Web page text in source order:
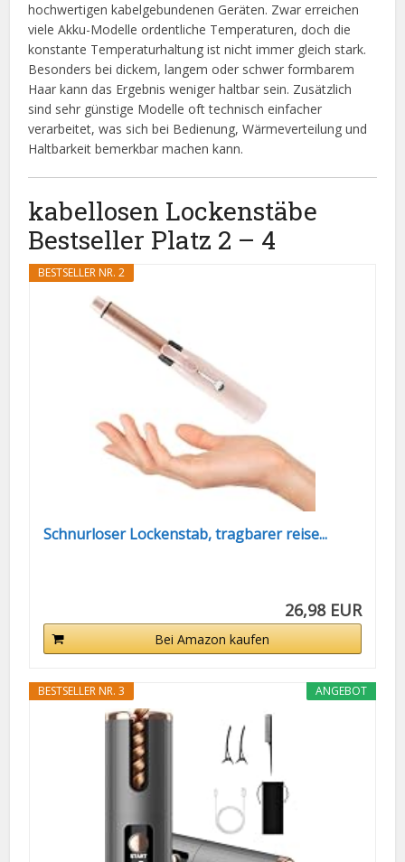
hochwertigen kabelgebundenen Geräten. Zwar erreichen
viele Akku-Modelle ordentliche Temperaturen, doch die
konstante Temperaturhaltung ist nicht immer gleich stark.
Besonders bei dickem, langem oder schwer formbarem
Haar kann das Ergebnis weniger haltbar sein. Zusätzlich
sind sehr günstige Modelle oft technisch einfacher
verarbeitet, was sich bei Bedienung, Wärmeverteilung und
Haltbarkeit bemerkbar machen kann.
kabellosen Lockenstäbe
Bestseller Platz 2 – 4
BESTSELLER NR. 2
Schnurloser Lockenstab, tragbarer reise...
26,98 EUR
Bei Amazon kaufen
ANGEBOT
BESTSELLER NR. 3